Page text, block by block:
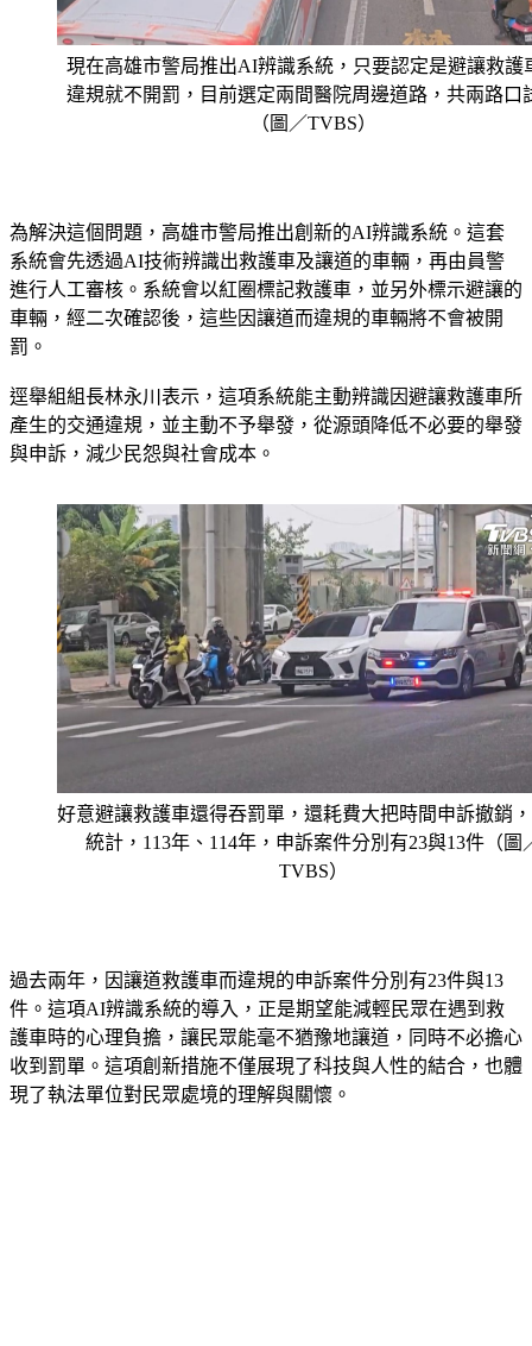
現在高雄市警局推出AI辨識系統，只要認定是避讓救護
違規就不開罰，目前選定兩間醫院周邊道路，共兩路口
（圖／TVBS）
系統會先透過AI技術辨識出救護車及讓道的車輛，再由員警
進行人工審核。系統會以紅圈標記救護車，並另外標示避讓的
車輛，經二次確認後，這些因讓道而違規的車輛將不會被開
罰。
產生的交通違規，並主動不予舉發，從源頭降低不必要的舉發
與申訴，減少民怨與社會成本。
統計，113年、114年，申訴案件分別有23與13件（圖
TVBS）
件。這項AI辨識系統的導入，正是期望能減輕民眾在遇到救
護車時的心理負擔，讓民眾能毫不猶豫地讓道，同時不必擔心
收到罰單。這項創新措施不僅展現了科技與人性的結合，也體
現了執法單位對民眾處境的理解與關懷。